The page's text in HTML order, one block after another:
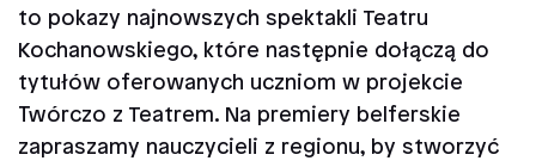
to pokazy najnowszych spektakli Teatru
Kochanowskiego, które następnie dołączą do
tytułów oferowanych uczniom w projekcie
Twórczo z Teatrem. Na premiery belferskie
zapraszamy nauczycieli z regionu, by stworzyć